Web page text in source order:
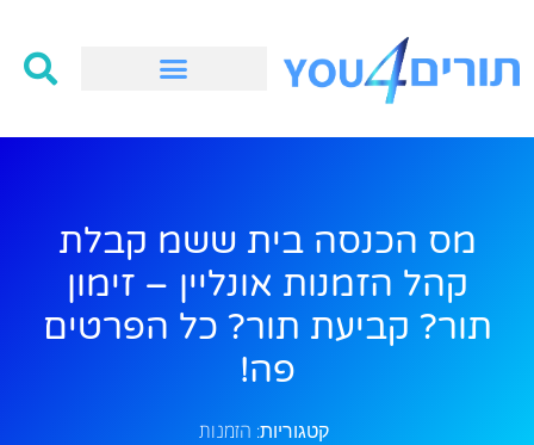
מס הכנסה בית ששמ קבלת
קהל הזמנות אונליין – זימון
תור? קביעת תור? כל הפרטים
פה!
קטגוריות: הזמנות